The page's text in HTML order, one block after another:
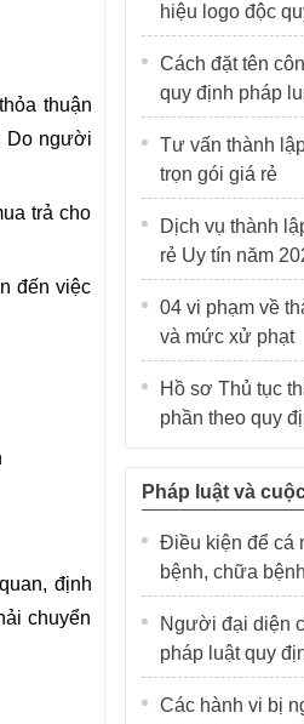
thuận
Do người
trả cho
đến việc
định
chuyển
hiệu logo độc
Cách đặt tên
quy định pháp
Tư vấn thành
trọn gói giá rẻ
Dịch vụ thành
rẻ Uy tín năm
04 vi phạm về
và mức xử phạt
Hồ sơ Thủ tục
phần theo quy
Pháp luật và
Điều kiện để cá
bệnh, chữa bệnh
Người đại diện
pháp luật quy
Các hành vi bị